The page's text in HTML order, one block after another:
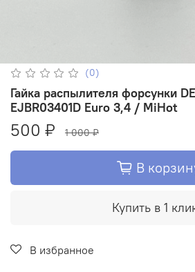
(0)
Гайка распылителя форсунки
EJBR03401D Euro 3,4 / MiHot
500 ₽ 1 000 ₽
В
Купить в 1
В избранное